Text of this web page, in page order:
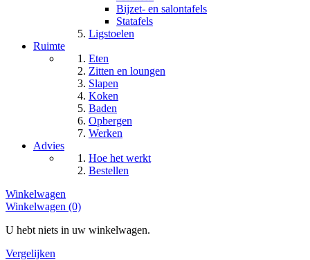
Bijzet- en salontafels
Statafels
Ligstoelen
Ruimte
Eten
Zitten en loungen
Slapen
Koken
Baden
Opbergen
Werken
Advies
Hoe het werkt
Bestellen
Winkelwagen
Winkelwagen (0)
U hebt niets in uw winkelwagen.
Vergelijken